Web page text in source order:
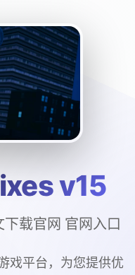
v15
载官网 官网入口
戏平台，为您提供优